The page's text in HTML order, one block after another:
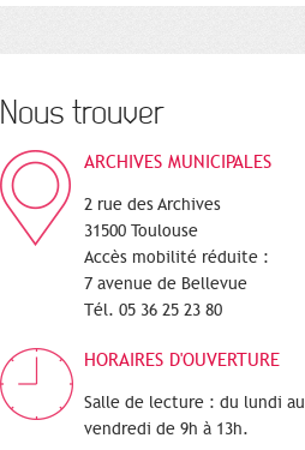
Nous trouver
ARCHIVES MUNICIPALES
2 rue des Archives
31500 Toulouse
Accès mobilité réduite :
7 avenue de Bellevue
Tél. 05 36 25 23 80
HORAIRES D'OUVERTURE
Salle de lecture : du lundi au
vendredi de 9h à 13h.